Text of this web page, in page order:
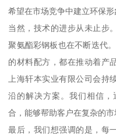
希望在市场竞争中建立环保
当然，技术的进步从未止步
聚氨酯彩钢板也在不断迭代
的材料配方，都在推动着产
上海轩本实业有限公司会持
沿的解决方案。我们相信
合，能够帮助客户在复杂的市
最后，我们想强调的是，每